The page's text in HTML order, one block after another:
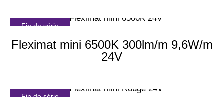
Fin de série
Fleximat mini 6500K 300lm/m 9,6W/m
24V
Fin de série